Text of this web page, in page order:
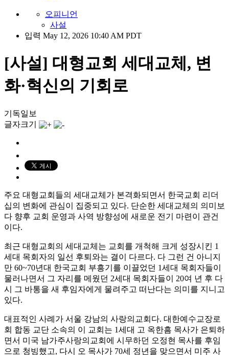
오피니언
사설
입력 May 12, 2026 10:40 AM PDT
[사설] 대형교회 세대교체, 변
화·혁신의 기회로
기독일보
글자크기
주요 대형교회들의 세대교체가 본격화되면서 한국교회 리더
십의 변화에 관심이 집중되고 있다. 단순한 세대교체의 의미보
다 향후 교회 운영과 사역 방향성에 새로운 전기 마련이 관건
이다.
최근 대형교회의 세대교체는 교회를 개척해 크게 성장시킨 1
세대 목회자의 일선 후퇴와는 결이 다르다. 다 그런 건 아니지
만 60~70년대 한국교회 부흥기를 이끌었던 1세대 목회자들이
물러나면서 그 자리를 메웠던 2세대 목회자들이 20여 년 후 다
시 그 바통을 새 후임자에게 물려주고 떠난다는 의미를 지니고
있다.
대표적인 사례가 서울 강남의 사랑의교회다. 대한예수교장로
회 합동 교단 소속의 이 교회는 1세대 고 옥한흠 목사가 은퇴하
면서 미국 남가주사랑의교회에 시무하던 오정현 목사를 후임
으로 청빙했고, 다시 오 목사가 70세 정년을 맞으면서 미주 사